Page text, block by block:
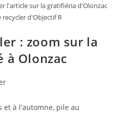
l'article sur la gratifiéria d'Olonzac
d'Objectif R
: zoom sur la
à Olonzac
et à l'automne, pile au